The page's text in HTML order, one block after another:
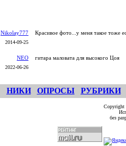
Nikolay777
2014-09-25
Красивое фото...у меня такое тоже
NEO
2022-06-26
гитара маловата для высокого Цоя
НИКИ ОПРОСЫ РУБРИКИ
без